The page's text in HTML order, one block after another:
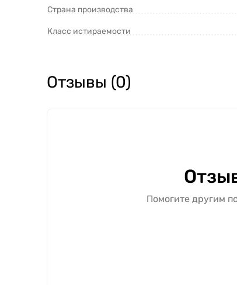
Страна производства
Класс истираемости
Отзывы (0)
Помогите другим